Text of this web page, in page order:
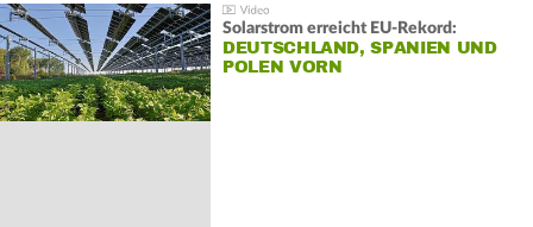
Solarstrom erreicht EU-Rekord:
DEUTSCHLAND, SPANIEN UND
POLEN VORN